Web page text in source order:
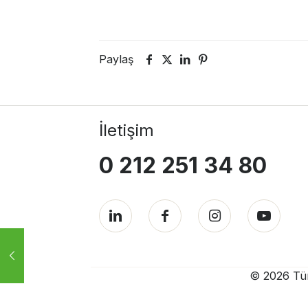
Paylaş
İletişim
0 212 251 34 80
© 2026